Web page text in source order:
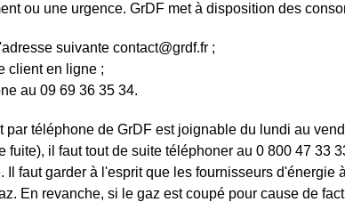
ou une urgence. GrDF met à disposition des
suivante contact@grdf.fr ;
client en ligne ;
au 09 69 36 35 34.
par téléphone de GrDF est joignable du lundi au
fuite), il faut tout de suite téléphoner au 0 800 47 33
Il faut garder à l'esprit que les fournisseurs d'énergie
En revanche, si le gaz est coupé pour cause de